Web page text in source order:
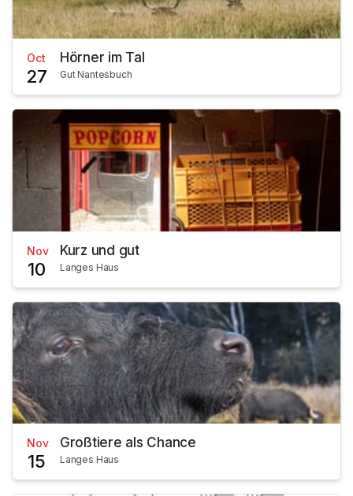
Oct
27
Hörner im Tal
Gut Nantesbuch
Nov
10
Kurz und gut
Langes Haus
Nov
15
Großtiere als Chance
Langes Haus